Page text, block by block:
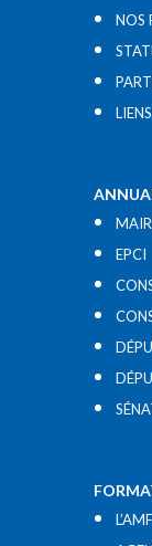
NOS
EPCI